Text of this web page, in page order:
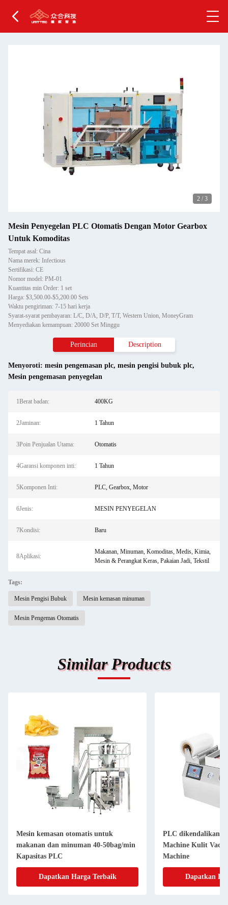
2 / 3
Mesin Penyegelan PLC Otomatis Dengan Motor Gearbox
Untuk Komoditas
Tempat asal: Cina
Nama merek: Infectious
Sertifikasi: CE
Nomor model: PM-01
Kuantitas min Order: 1 set
Harga: $3,500.00-$5,200.00 Sets
Waktu pengiriman: 7-15 hari kerja
Syarat-syarat pembayaran: L/C, D/A, D/P, T/T, Western Union, MoneyGram
Menyediakan kemampuan: 20000 Set Minggu
Perincian Description
Menyoroti: mesin pengemasan plc, mesin pengisi bubuk plc,
Mesin pengemasan penyegelan
1Berat badan: 400KG
2Jaminan: 1 Tahun
3Poin Penjualan Utama: Otomatis
4Garansi komponen inti: 1 Tahun
5Komponen Inti: PLC, Gearbox, Motor
6Jenis: MESIN PENYEGELAN
7Kondisi: Baru
8Aplikasi:
Makanan, Minuman, Komoditas, Medis, Kimia,
Mesin & Perangkat Keras, Pakaian Jadi, Tekstil
Tags:
Mesin Pengisi Bubuk Mesin kemasan minuman
Mesin Pengemas Otomatis
Similar Products
Mesin kemasan otomatis untuk
makanan dan minuman 40-50bag/min
Kapasitas PLC
Dapatkan Harga Terbaik
PLC dikendalikan
Machine Kulit
Machine
Dapatkan